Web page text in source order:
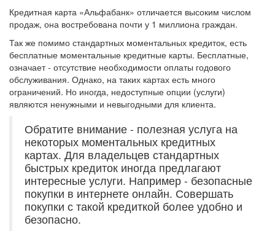
Кредитная карта «Альфабанк» отличается высоким числом
продаж, она востребована почти у 1 миллиона граждан.
Так же помимо стандартных моментальных кредиток, есть
бесплатные моментальные кредитные карты. Бесплатные,
означает - отсутствие необходимости оплаты годового
обслуживания. Однако, на таких картах есть много
ограничений. Но иногда, недоступные опции (услуги)
являются ненужными и невыгодными для клиента.
Обратите внимание - полезная услуга на
некоторых моментальных кредитных
картах. Для владельцев стандартных
быстрых кредиток иногда предлагают
интересные услуги. Например - безопасные
покупки в интернете онлайн. Совершать
покупки с такой кредиткой более удобно и
безопасно.